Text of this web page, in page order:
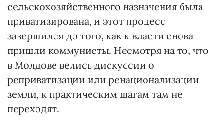
сельскохозяйственного назначения была
приватизирована, и этот процесс
завершился до того, как к власти снова
пришли коммунисты. Несмотря на то, что
в Молдове велись дискуссии о
реприватизации или ренационализации
земли, к практическим шагам там не
переходят.